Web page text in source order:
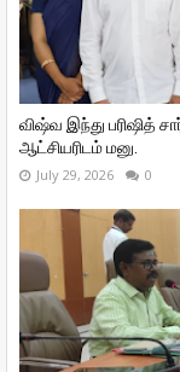
விஷ்வ இந்து பரிஷித்
ஆட்சியரிடம் மனு.
July 29, 2026 0